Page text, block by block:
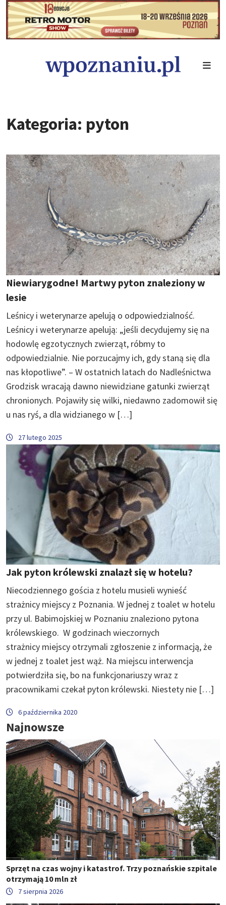
Kategoria: pyton
Niewiarygodne! Martwy pyton znaleziony w
lesie
Leśnicy i weterynarze apelują o odpowiedzialność.
Leśnicy i weterynarze apelują: „jeśli decydujemy się na
hodowlę egzotycznych zwierząt, róbmy to
odpowiedzialnie. Nie porzucajmy ich, gdy staną się dla
nas kłopotliwe”. – W ostatnich latach do Nadleśnictwa
Grodzisk wracają dawno niewidziane gatunki zwierząt
chronionych. Pojawiły się wilki, niedawno zadomowił się
u nas ryś, a dla widzianego w […]
27 lutego 2025
Jak pyton królewski znalazł się w hotelu?
Niecodziennego gościa z hotelu musieli wynieść
strażnicy miejscy z Poznania. W jednej z toalet w hotelu
przy ul. Babimojskiej w Poznaniu znaleziono pytona
królewskiego. W godzinach wieczornych
strażnicy miejscy otrzymali zgłoszenie z informacją, że
w jednej z toalet jest wąż. Na miejscu interwencja
potwierdziła się, bo na funkcjonariuszy wraz z
pracownikami czekał pyton królewski. Niestety nie […]
6 października 2020
Najnowsze
Sprzęt na czas wojny i katastrof. Trzy poznańskie szpitale
otrzymają 10 mln zł
7 sierpnia 2026